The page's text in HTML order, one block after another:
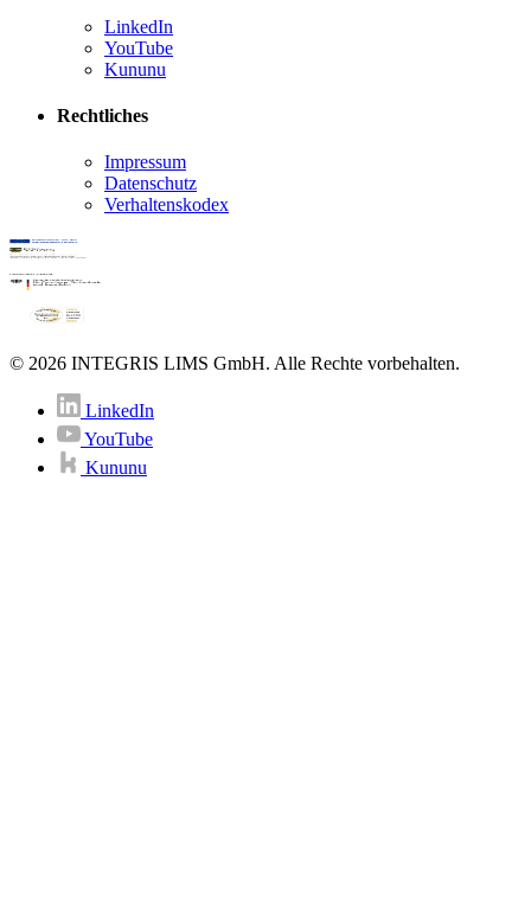
LinkedIn
YouTube
Kununu
Rechtliches
Impressum
Datenschutz
Verhaltenskodex
© 2026 INTEGRIS LIMS GmbH. Alle Rechte vorbehalten.
LinkedIn
YouTube
Kununu